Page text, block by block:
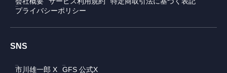
プライバシーポリシー
SNS
市川雄一郎 X GFS 公式X